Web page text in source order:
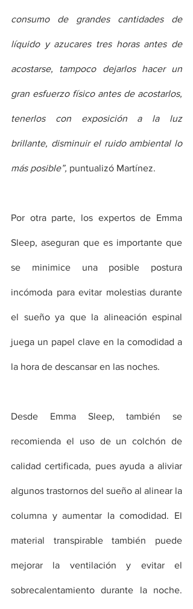
consumo de grandes cantidades de
líquido y azucares tres horas antes de
acostarse, tampoco dejarlos hacer un
gran esfuerzo físico antes de acostarlos,
tenerlos con exposición a la luz
brillante, disminuir el ruido ambiental lo
más posible”, puntualizó Martínez.
Por otra parte, los expertos de Emma
Sleep, aseguran que es importante que
se minimice una posible postura
incómoda para evitar molestias durante
el sueño ya que la alineación espinal
juega un papel clave en la comodidad a
la hora de descansar en las noches.
Desde Emma Sleep, también se
recomienda el uso de un colchón de
calidad certificada, pues ayuda a aliviar
algunos trastornos del sueño al alinear la
columna y aumentar la comodidad. El
material transpirable también puede
mejorar la ventilación y evitar el
sobrecalentamiento durante la noche.